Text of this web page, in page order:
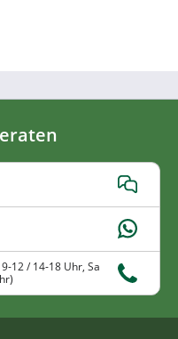
12 / 14-18 Uhr, Sa